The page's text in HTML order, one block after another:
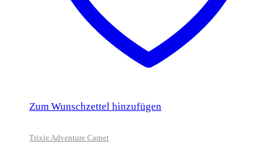
Zum Wunschzettel hinzufügen
Trixie Adventure Carpet